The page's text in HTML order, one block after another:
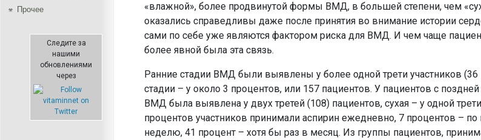
Прочее
Следите за
нашими
обновлениями
через
«влажной», более продвинутой формы ВМД, в большей степени, чем
оказались справедливы даже после принятия во внимание истории
сами по себе уже являются фактором риска для ВМД. И чем чаще
более явной была эта связь.
Ранние стадии ВМД были выявлены у более одной трети участников (36
стадии – у около 3 процентов, или 157 пациентов. У пациентов с
ВМД была выявлена у двух третей (108) пациентов, сухая – у одной
процентов участников принимали аспирин ежедневно, 7 процентов – по
неделю, 41 процент – хотя бы раз в месяц. Из группы пациентов,